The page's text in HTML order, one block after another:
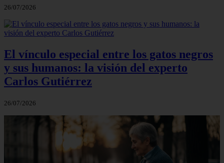
26/07/2026
El vínculo especial entre los gatos negros
y sus humanos: la visión del experto
Carlos Gutiérrez
26/07/2026